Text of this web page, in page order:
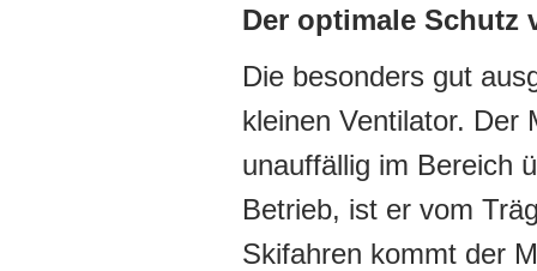
Der optimale Schutz
Die besonders gut
kleinen Ventilator. Der
unauffällig im Bereich
Betrieb, ist er vom
Skifahren kommt der